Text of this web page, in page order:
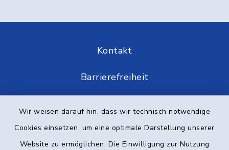
Wir weisen darauf hin, dass wir technisch notwendige
Cookies einsetzen, um eine optimale Darstellung unserer
Website zu ermöglichen. Die Einwilligung zur Nutzung
Kontakt
Barrierefreiheit
Impressum